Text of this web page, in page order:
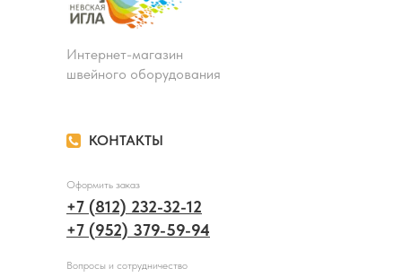
КОНТАКТЫ
Интернет-магазин
швейного оборудования
+7 (812) 232-32-12
+7 (952) 379-59-94
Оформить заказ
Вопросы и сотрудничество